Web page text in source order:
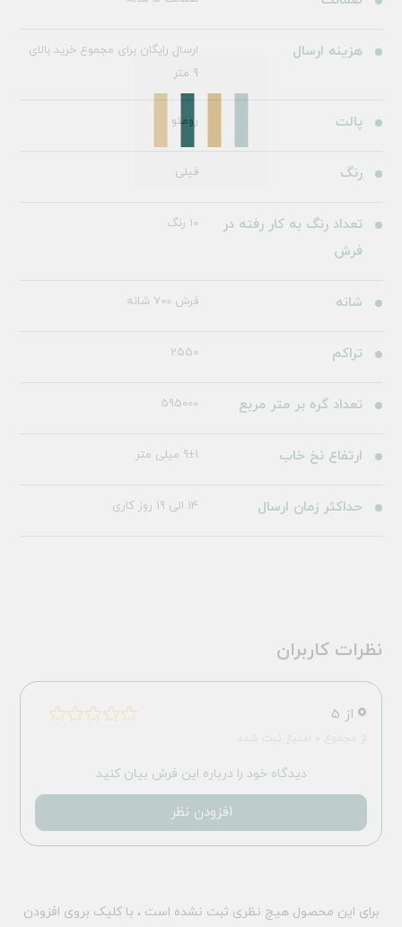
هزینه ارسال
ارسال رایگان برای مجموع خرید بالای
9 متر
پالت رومئو
رنگ فیلی
تعداد رنگ به کار رفته در
فرش
10 رنگ
شانه فرش 700 شانه
تراکم 2550
تعداد گره بر متر مربع 595000
ارتفاع نخ خاب 9±1 میلی متر
حداکثر زمان ارسال 14 الی 19 روز کاری
نظرات کاربران
0 از 5
دیدگاه خود را درباره این فرش بیان کنید
افزودن نظر
برای این محصول هیچ نظری ثبت نشده است ، با کلیک بروی افزودن